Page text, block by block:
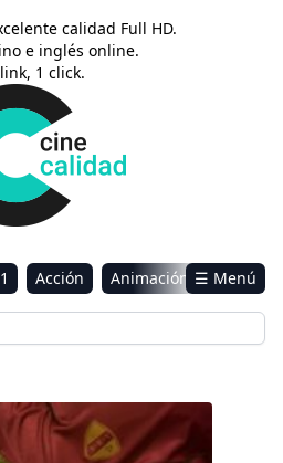
calidad Full HD.
e inglés online.
1 click.
Acción
Animación
Comedia
Drama
☰ Menú